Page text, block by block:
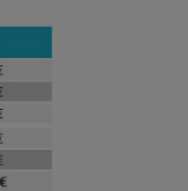
ménager